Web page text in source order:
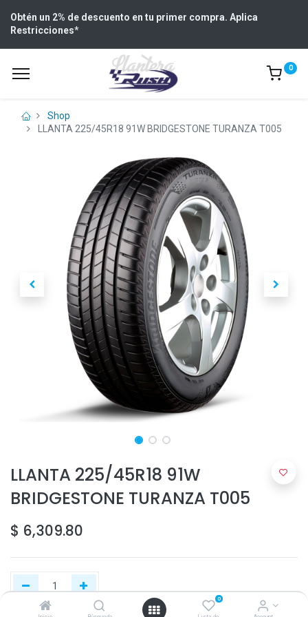
0
Obtén un 2% de descuento en tu primer compra. Aplica
Restricciones*
0
Shop
LLANTA 225/45R18 91W BRIDGESTONE TURANZA T005
LLANTA 225/45R18 91W
BRIDGESTONE TURANZA T005
$ 6,309.80